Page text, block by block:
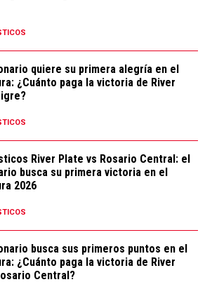
quiere su primera alegría en el
¿Cuánto paga la victoria de River
River Plate vs Rosario Central: el
busca su primera victoria en el
2026
busca sus primeros puntos en el
¿Cuánto paga la victoria de River
Central?